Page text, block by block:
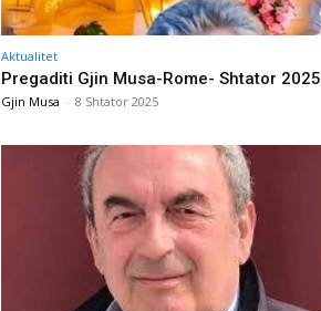
Aktualitet
Pregaditi Gjin Musa-Rome- Shtator 2025
Gjin Musa - 8 Shtator 2025